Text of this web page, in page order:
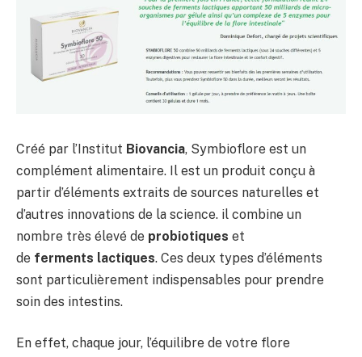
Créé par l’Institut Biovancia, Symbioflore est un
complément alimentaire. Il est un produit conçu à
partir d’éléments extraits de sources naturelles et
d’autres innovations de la science. il combine un
nombre très élevé de probiotiques et
de ferments lactiques. Ces deux types d’éléments
sont particulièrement indispensables pour prendre
soin des intestins.
En effet, chaque jour, l’équilibre de votre flore